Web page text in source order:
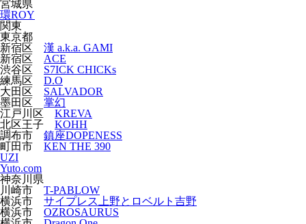
宮城県
環ROY
関東
東京都
新宿区 漢 a.k.a. GAMI
新宿区 ACE
渋谷区 S7ICK CHICKs
練馬区 D.O
大田区 SALVADOR
墨田区 掌幻
江戸川区 KREVA
北区王子 KOHH
調布市 鎮座DOPENESS
町田市 KEN THE 390
UZI
Yuto.com
神奈川県
川崎市 T-PABLOW
横浜市 サイプレス上野とロベルト吉野
横浜市 OZROSAURUS